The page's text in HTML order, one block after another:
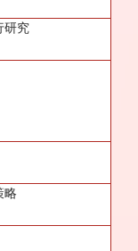
研究
略